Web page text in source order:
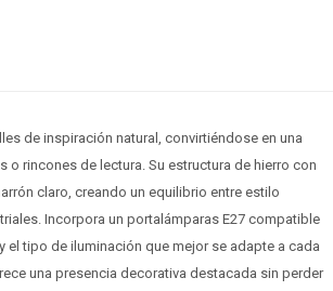
de inspiración natural, convirtiéndose en una
rincones de lectura. Su estructura de hierro con
claro, creando un equilibrio entre estilo
Incorpora un portalámparas E27 compatible
el tipo de iluminación que mejor se adapte a cada
una presencia decorativa destacada sin perder